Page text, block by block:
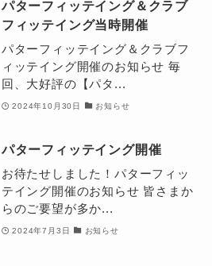
パターフィッテイング＆クラブ
フィッテイング当時開催
パターフィッテイング＆クラブフ
ィッテイング開催のお知らせ 毎
回、大好評の【パタ...
2024年10月30日 お知らせ
パターフィッテイング開催
お待たせしました！パターフィッ
テイング開催のお知らせ 皆さまか
らのご要望が多か...
2024年7月3日 お知らせ